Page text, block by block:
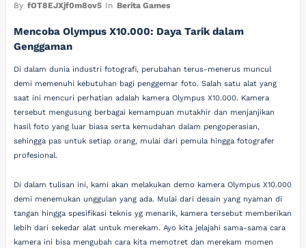
By fOT8EJXjf0m8ov5 In Berita Games
Mencoba Olympus X10.000: Daya Tarik dalam
Genggaman
Di dalam dunia industri fotografi, perubahan terus-menerus muncul
demi memenuhi kebutuhan bagi penggemar foto. Salah satu alat yang
saat ini mencuri perhatian adalah kamera Olympus X10.000. Kamera
tersebut mengusung berbagai kemampuan mutakhir dan menjanjikan
hasil foto yang luar biasa serta kemudahan dalam pengoperasian,
sehingga pas untuk setiap orang, mulai dari pemula hingga fotografer
profesional.
Di dalam tulisan ini, kami akan melakukan demo kamera Olympus X10.000
demi menemukan unggulan yang ada. Mulai dari desain yang nyaman di
tangan hingga spesifikasi teknis yg menarik, kamera tersebut memberikan
lebih dari sekedar alat untuk merekam. Ayo kita jelajahi sama-sama cara
kamera ini bisa mengubah cara kita memotret dan merekam momen